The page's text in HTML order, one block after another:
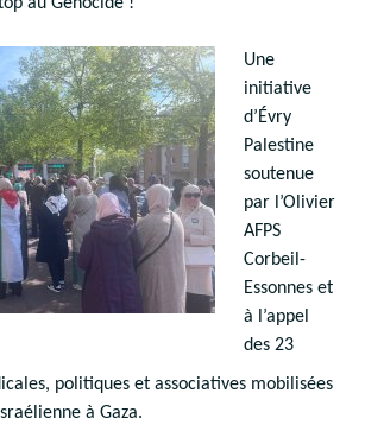
Une
initiative
d’Évry
Palestine
soutenue
par l’Olivier
AFPS
Corbeil-
Essonnes et
à l’appel
des 23
politiques et associatives mobilisées
à Gaza.